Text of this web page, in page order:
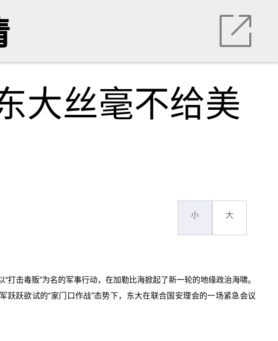
大丝毫不给美
小 大
击毒贩”为名的军事行动，在加勒比海掀起了新一轮的地缘政治海啸。
跃欲试的“家门口作战”态势下，东大在联合国安理会的一场紧急会议